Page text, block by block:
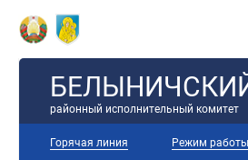
районный исполнительный комитет
Горячая линия Режим работы